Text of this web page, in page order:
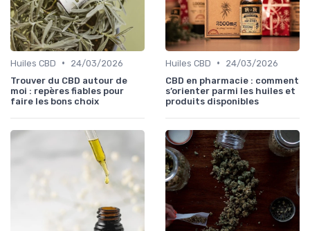
Huiles CBD •
24/03/2026
Trouver du CBD autour de
moi : repères fiables pour
faire les bons choix
Huiles CBD •
24/03/2026
CBD en pharmacie : comment
s’orienter parmi les huiles et
produits disponibles